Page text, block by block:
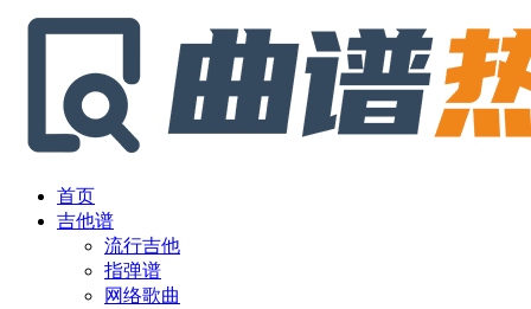
首页
吉他谱
流行吉他
指弹谱
网络歌曲